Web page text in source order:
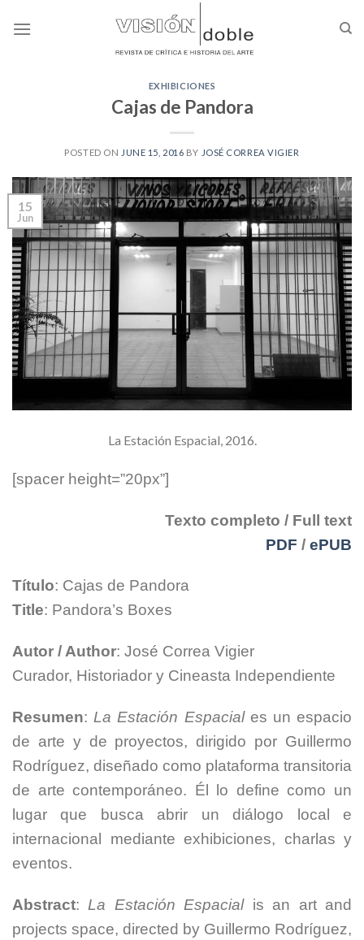
EXHIBICIONES
Cajas de Pandora
POSTED ON JUNE 15, 2016 BY JOSÉ CORREA VIGIER
15
Jun
La Estación Espacial, 2016.
[spacer height=”20px”]
Texto completo / Full text
PDF / ePUB
Título: Cajas de Pandora
Title: Pandora’s Boxes
Autor / Author: José Correa Vigier
Curador, Historiador y Cineasta Independiente
Resumen: La Estación Espaciales un espacio
de arte y de proyectos, dirigido por Guillermo
Rodríguez, diseñado como plataforma transitoria
de arte contemporáneo. Él lo define como un
lugar que busca abrir un diálogo local e
internacional mediante exhibiciones, charlas y
eventos.
Abstract: La Estación Espacialis an art and
projects space, directed by Guillermo Rodríguez,